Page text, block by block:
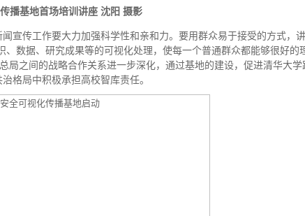
播基地首场培训讲座 沈阳 摄影
传工作要大力加强科学性和亲和力。要用群众易于接受的方式，
数据、研究成果等的可视化处理，使每一个普通群众都能够很好的
局之间的战略合作关系进一步深化，通过基地的建设，促进清华大学
格局中积极承担高校智库责任。